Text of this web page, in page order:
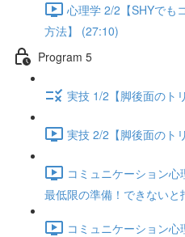
心理学 2/2【SHYでも
方法】 (27:10)
Program 5
実技 1/2【脚後面のト
実技 2/2【脚後面のト
コミュニケーション
最低限の準備！できないと
コミュニケーション